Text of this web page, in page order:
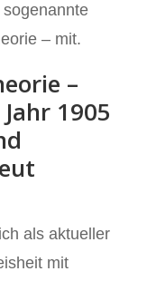
– mit.
–
1905
als aktueller
mit